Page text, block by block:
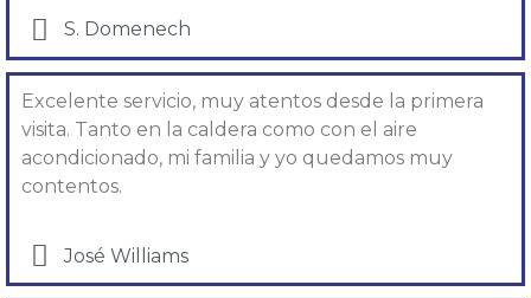
S. Domenech
Excelente servicio, muy atentos desde la primera
visita. Tanto en la caldera como con el aire
acondicionado, mi familia y yo quedamos muy
contentos.
José Williams